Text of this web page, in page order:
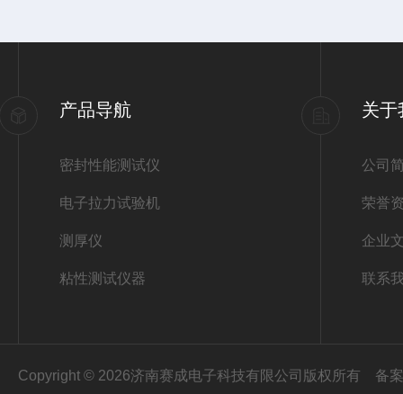
产品导航
密封性能测试仪
电子拉力试验机
测厚仪
粘性测试仪器
关于
公司
荣誉
企业
联系
Copyright © 2026济南赛成电子科技有限公司版权所有 备